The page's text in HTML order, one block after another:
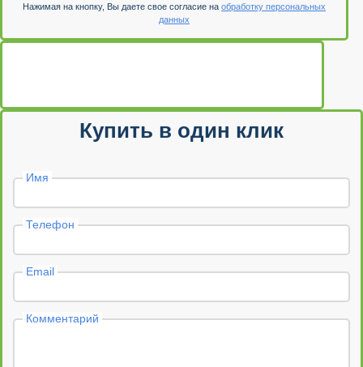
Нажимая на кнопку, Вы даете свое согласие на обработку персональных
данных
Купить в один клик
Имя
Телефон
Email
Комментарий